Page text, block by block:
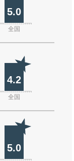
5.0
全国
4.2
全国
5.0